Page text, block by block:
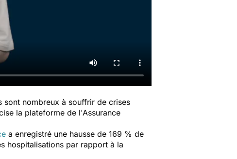
sont nombreux à souffrir de crises
la plateforme de l'Assurance
a enregistré une hausse de 169 % de
hospitalisations par rapport à la